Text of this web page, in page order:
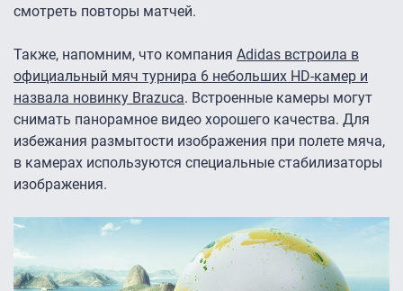
смотреть повторы матчей.
Также, напомним, что компания Adidas встроила в
официальный мяч турнира 6 небольших HD-камер и
назвала новинку Brazuca. Встроенные камеры могут
снимать панорамное видео хорошего качества. Для
избежания размытости изображения при полете мяча,
в камерах используются специальные стабилизаторы
изображения.